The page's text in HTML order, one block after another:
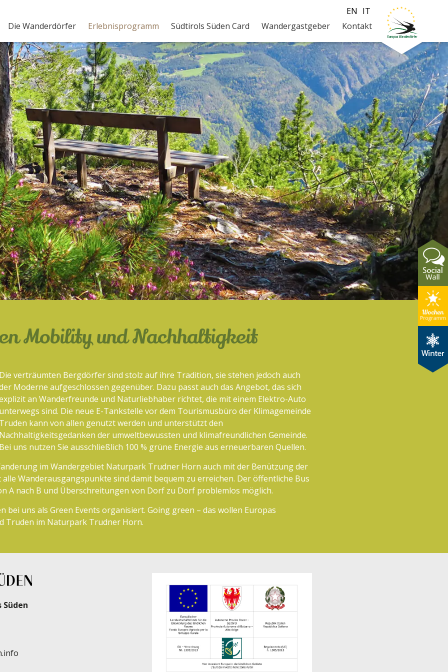
Die Wanderdörfer Erlebnisprogramm Südtirols Süden Card Wandergastgeber Kontakt
EN IT
Mobility und Nachhaltigkeit
verträumten Bergdörfer sind stolz auf ihre Tradition, sie stehen jedoch auch
Moderne aufgeschlossen gegenüber. Dazu passt auch das Angebot, das sich
an Wanderfreunde und Naturliebhaber richtet, die mit einem Elektro-Auto
sind. Die neue E-Tankstelle vor dem Tourismusbüro der Klimagemeinde
kann von allen genutzt werden und unterstützt den
der umweltbewussten und klimafreundlichen Gemeinde.
uns nutzen Sie ausschließlich 100 % grüne Energie aus erneuerbaren Quellen.
im Wandergebiet Naturpark Trudner Horn auch mit der Benützung der
alle Wanderausgangspunkte sind damit bequem zu erreichen. Der öffentliche Bus
A nach B und Überschreitungen von Dorf zu Dorf problemlos möglich.
bei uns als Green Events organisiert. Going green – das wollen Europas
Truden im Naturpark Trudner Horn.